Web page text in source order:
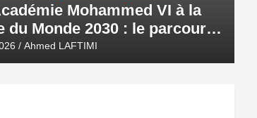
Mohammed VI à la
du Monde 2030 : le parcours
ambition royale
Ahmed LAFTIMI